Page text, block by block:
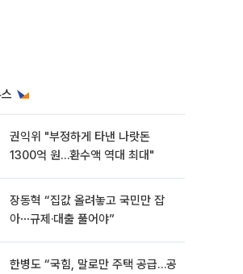
권익위 "부정하게 타낸 나랏돈
1300억 원…환수액 역대 최대"
장동혁 “집값 올려놓고 국민만 잡
아⋯규제·대출 풀어야”
한병도 “국힘, 말로만 주택 공급…공